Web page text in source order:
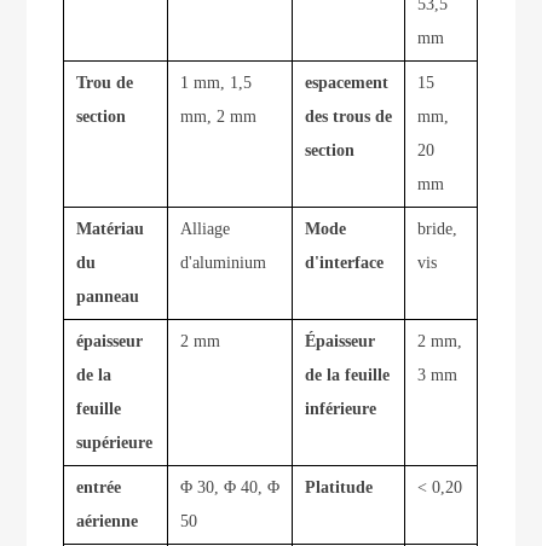
53,5
mm
Trou de
section
1 mm, 1,5
mm, 2 mm
espacement
des trous de
section
15
mm,
20
mm
Matériau
du
panneau
Alliage
d'aluminium
Mode
d'interface
bride,
vis
épaisseur
de la
feuille
supérieure
2 mm
Épaisseur
de la feuille
inférieure
2 mm,
3 mm
entrée
aérienne
Φ 30, Φ 40, Φ
50
Platitude < 0,20